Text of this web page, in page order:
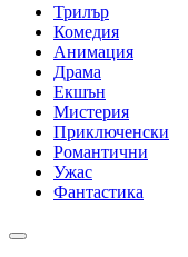
Трилър
Комедия
Анимация
Драма
Екшън
Мистерия
Приключенски
Романтични
Ужас
Фантастика